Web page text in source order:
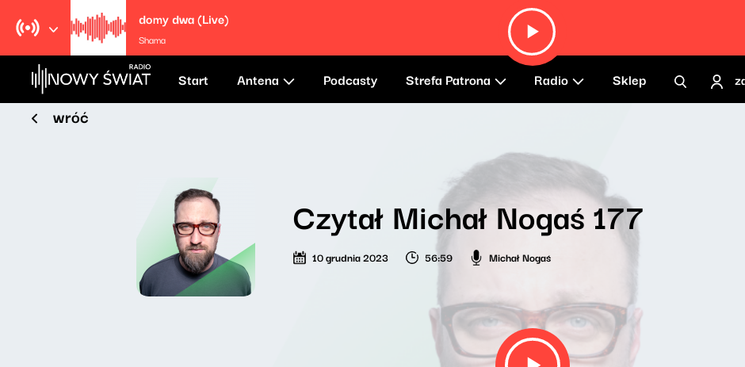
domy dwa (Live)
Shama
Start Antena Podcasty Strefa Patrona Radio Sklep
wróć
Czytał Michał Nogaś 177
10 grudnia 2023 56:59 Michał Nogaś